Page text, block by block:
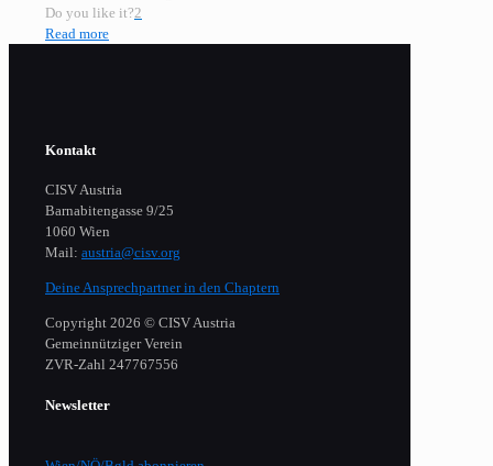
Do you like it?2
Read more
Kontakt
CISV Austria
Barnabitengasse 9/25
1060 Wien
Mail: austria@cisv.org
Deine Ansprechpartner in den Chaptern
Copyright 2026 © CISV Austria
Gemeinnütziger Verein
​ZVR-Zahl 247767556
Newsletter